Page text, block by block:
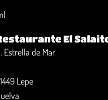
El
Estrella de Mar
Lepe